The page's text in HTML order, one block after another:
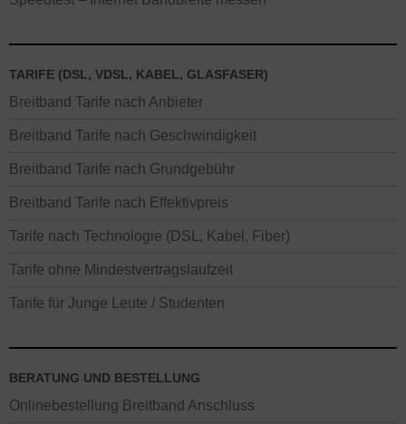
TARIFE (DSL, VDSL, KABEL, GLASFASER)
Breitband Tarife nach Anbieter
Breitband Tarife nach Geschwindigkeit
Breitband Tarife nach Grundgebühr
Breitband Tarife nach Effektivpreis
Tarife nach Technologie (DSL, Kabel, Fiber)
Tarife ohne Mindestvertragslaufzeit
Tarife für Junge Leute / Studenten
BERATUNG UND BESTELLUNG
Onlinebestellung Breitband Anschluss